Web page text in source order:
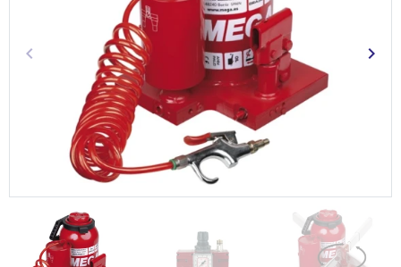
Anterior
keyboard_arrow_left keyboard_arrow_right